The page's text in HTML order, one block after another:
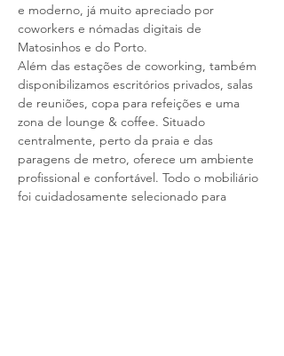
e moderno, já muito apreciado por
coworkers e nómadas digitais de
Matosinhos e do Porto.
Além das estações de coworking, também
disponibilizamos escritórios privados, salas
de reuniões, copa para refeições e uma
zona de lounge & coffee. Situado
centralmente, perto da praia e das
paragens de metro, oferece um ambiente
profissional e confortável. Todo o mobiliário
foi cuidadosamente selecionado para